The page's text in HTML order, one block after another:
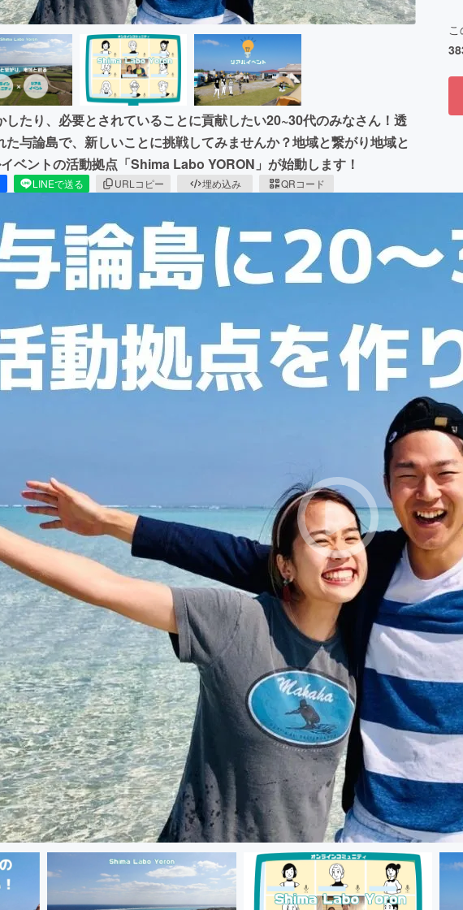
たり、必要とされていることに貢献したい20~30代のみなさん！透
与論島で、新しいことに挑戦してみませんか？地域と繋がり地域と
ベントの活動拠点「Shima Labo YORON」が始動します！
LINEで送る URLコピー 埋め込み QRコード
こ